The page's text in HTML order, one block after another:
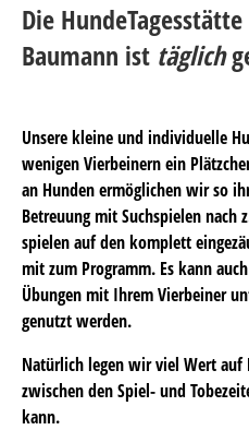
Die
Baumann ist täglich
Unsere kleine und individuelle
wenigen Vierbeinern ein
an Hunden ermöglichen wir so
Betreuung mit Suchspielen nach
spielen auf den komplett
mit zum Programm. Es kann
Übungen mit Ihrem Vierbeiner
genutzt werden.
Natürlich legen wir viel Wert auf
zwischen den Spiel- und
kann.